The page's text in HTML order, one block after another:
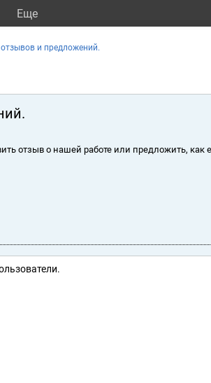
Eще
отзывов и предложений.
отзыв о нашей работе или предложить,